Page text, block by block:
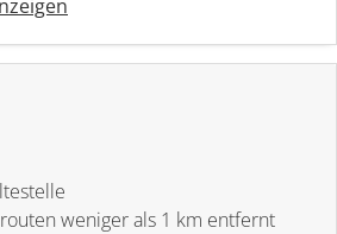
weniger als 1 km entfernt